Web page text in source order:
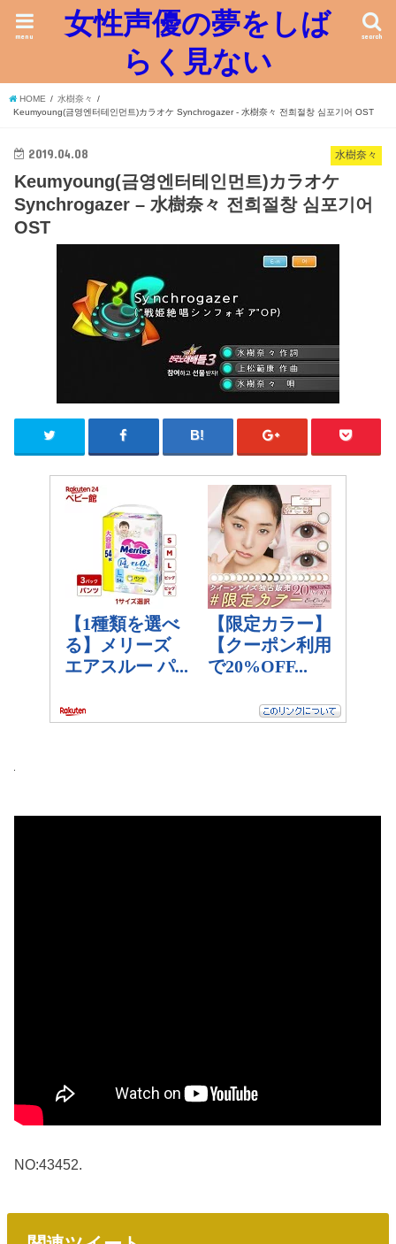
女性声優の夢をしば
らく見ない
search
menu
HOME
水樹奈々
Keumyoung(금영엔터테인먼트)カラオケ Synchrogazer - 水樹奈々 전희절창 심포기어 OST
水樹奈々
2019.04.08
Keumyoung(금영엔터테인먼트)カラオケ
Synchrogazer – 水樹奈々 전희절창 심포기어
OST
NO:43452.